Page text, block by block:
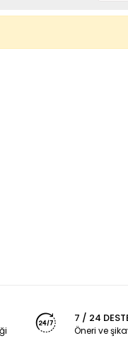
7 / 24
Öneri ve